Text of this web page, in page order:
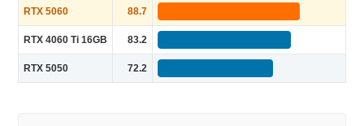
RTX 5060 88.7
RTX 4060 Ti 16GB 83.2
RTX 5050 72.2